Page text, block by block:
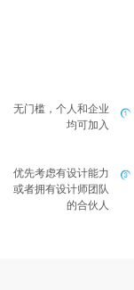
无门槛，个人和企业
均可加入
优先考虑有设计能力
或者拥有设计师团队
的合伙人